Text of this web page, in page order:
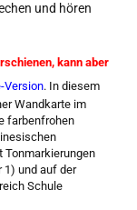
und hören
kann aber
Version. In diesem
Wandkarte im
farbenfrohen
Tonmarkierungen
1) und auf der
Schule